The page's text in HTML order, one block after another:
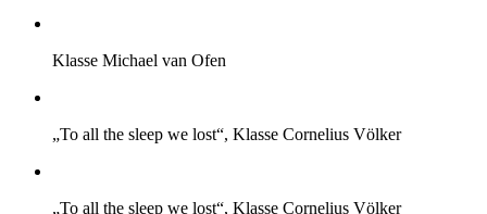
Klasse Michael van Ofen
„To all the sleep we lost“, Klasse Cornelius Völker
„To all the sleep we lost“, Klasse Cornelius Völker